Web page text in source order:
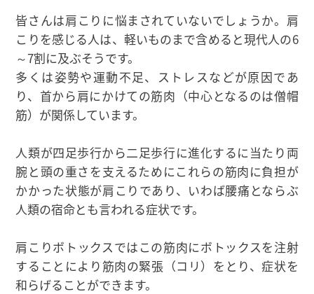
皆さんは肩こりに悩まされていないでしょうか。肩
こりを感じる人は、軽いものまで含めると現代人の6
～7割に及ぶそうです。
多くは姿勢や運動不足、ストレスなどが原因であ
り、首から肩にかけての筋肉（中心となるのは僧帽
筋）が関係しています。
人類が四足歩行から二足歩行に進化するに当たり両
腕と頭の重さを支えるためにこれらの筋肉に負担が
かかった状態が肩こりであり、いわば腰痛とならぶ
人類の宿命とも言われる症状です。
肩こりボトックスではこの筋肉にボトックスを注射
することにより筋肉の緊張（コリ）をとり、症状を
和らげることができます。